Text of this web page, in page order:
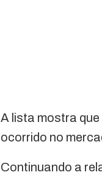
A lista mostra
ocorrido no
Continuando a